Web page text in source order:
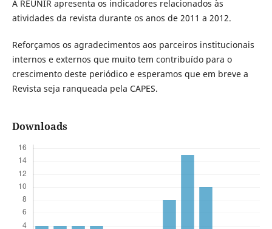
A REUNIR apresenta os indicadores relacionados às
atividades da revista durante os anos de 2011 a 2012.
Reforçamos os agradecimentos aos parceiros institucionais
internos e externos que muito tem contribuído para o
crescimento deste periódico e esperamos que em breve a
Revista seja ranqueada pela CAPES.
Downloads